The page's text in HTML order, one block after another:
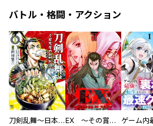
バトル・格闘・アクション
刀剣乱舞～日本号つれづれ酒～ EX ～その賞金稼ぎは、世界の出口を探す～【単行本版】